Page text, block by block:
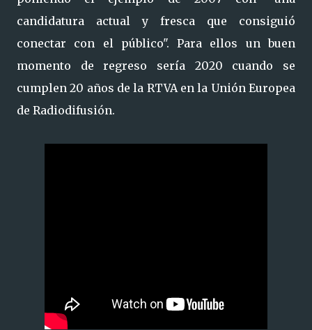
candidatura actual y fresca que consiguió
conectar con el público". Para ellos un buen
momento de regreso sería 2020 cuando se
cumplen 20 años de la RTVA en la Unión Europea
de Radiodifusión.